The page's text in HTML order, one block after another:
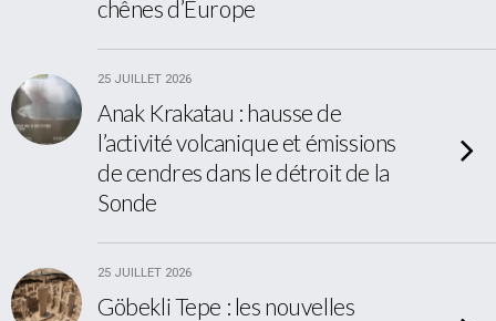
chênes d’Europe
25 JUILLET 2026
Anak Krakatau : hausse de
l’activité volcanique et émissions
de cendres dans le détroit de la
Sonde
25 JUILLET 2026
Göbekli Tepe : les nouvelles